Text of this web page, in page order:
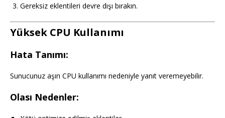
Gereksiz eklentileri devre dışı bırakın.
Yüksek CPU Kullanımı
Hata Tanımı:
Sunucunuz aşırı CPU kullanımı nedeniyle yanıt veremeyebilir.
Olası Nedenler: